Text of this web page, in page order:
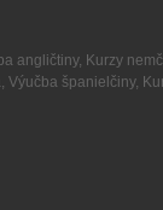
angličtiny, Kurzy
, Výučba španielčiny,